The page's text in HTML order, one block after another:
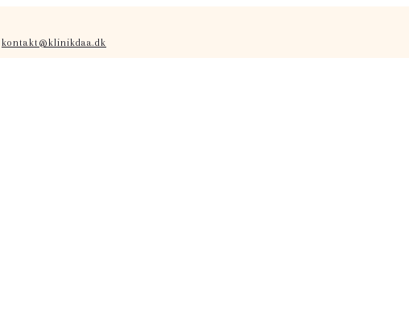
kontakt@klinikdaa.dk